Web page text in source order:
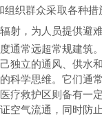
群众采取各种措
射，为人员提供
常远超常规建筑
独立的通风、供水
学思维。它们通
疗救护区则备有
气流通，同时防